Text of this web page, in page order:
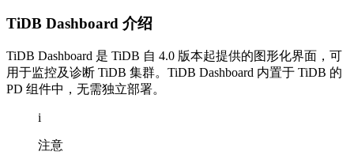
TiDB Dashboard 介绍
TiDB Dashboard 是 TiDB 自 4.0 版本起提供的图形化界面，可
用于监控及诊断 TiDB 集群。TiDB Dashboard 内置于 TiDB 的
PD 组件中，无需独立部署。
i
注意